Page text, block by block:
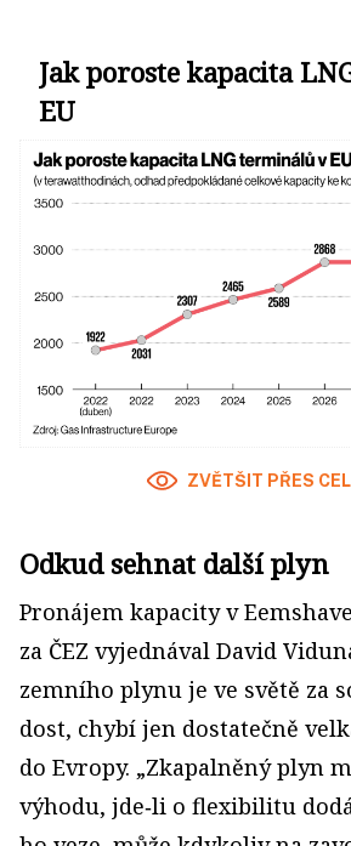
Jak poroste kapacita
EU
ZVĚTŠIT PŘES
Odkud sehnat další plyn
Pronájem kapacity v
za ČEZ vyjednával David
zemního plynu je ve světě za
dost, chybí jen dostatečně
do Evropy. „Zkapalněný plyn
výhodu, jde‑li o flexibilitu